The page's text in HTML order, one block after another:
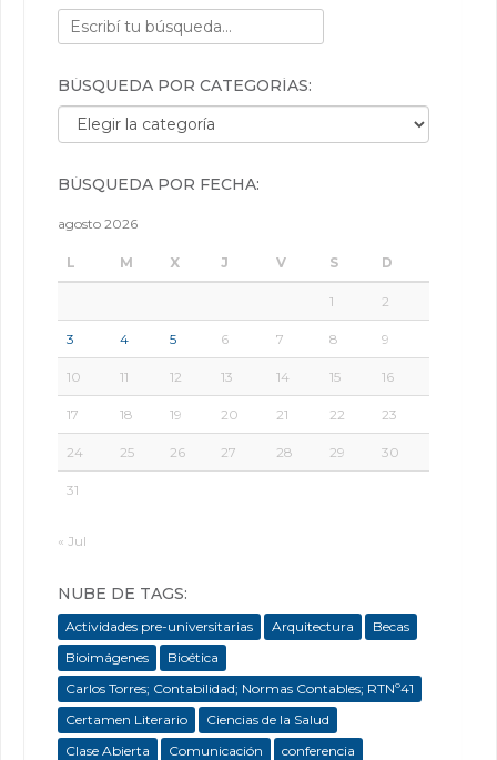
BÚSQUEDA POR CATEGORÍAS:
Búsqueda por categorías:
BÚSQUEDA POR FECHA:
agosto 2026
L M X J V S D
1 2
3 4 5 6 7 8 9
10 11 12 13 14 15 16
17 18 19 20 21 22 23
24 25 26 27 28 29 30
31
« Jul
NUBE DE TAGS:
Actividades pre-universitarias Arquitectura
Becas
Bioimágenes
Bioética
Carlos Torres; Contabilidad; Normas Contables; RTNº41
Certamen Literario
Ciencias de la Salud
Clase Abierta
Comunicación
conferencia